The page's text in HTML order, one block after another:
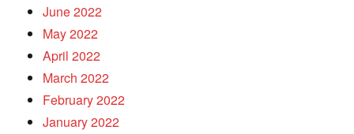
June 2022
May 2022
April 2022
March 2022
February 2022
January 2022